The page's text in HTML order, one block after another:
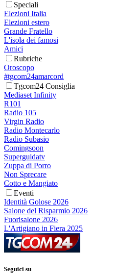
Speciali
Elezioni Italia
Elezioni estero
Grande Fratello
L'isola dei famosi
Amici
Rubriche
Oroscopo
#tgcom24amarcord
Tgcom24 Consiglia
Mediaset Infinity
R101
Radio 105
Virgin Radio
Radio Montecarlo
Radio Subasio
Comingsoon
Superguidatv
Zuppa di Porro
Non Sprecare
Cotto e Mangiato
Eventi
Identità Golose 2026
Salone del Risparmio 2026
Fuorisalone 2026
L'Artigiano in Fiera 2025
Seguici su